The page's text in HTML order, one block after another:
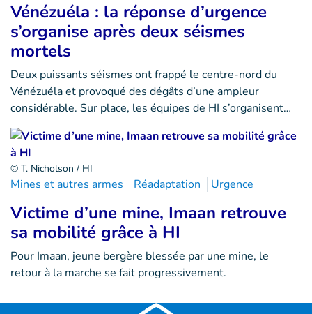
Vénézuéla : la réponse d’urgence
s’organise après deux séismes
mortels
Deux puissants séismes ont frappé le centre-nord du
Vénézuéla et provoqué des dégâts d’une ampleur
considérable. Sur place, les équipes de HI s’organisent…
© T. Nicholson / HI
Mines et autres armes Réadaptation Urgence
Victime d’une mine, Imaan retrouve
sa mobilité grâce à HI
Pour Imaan, jeune bergère blessée par une mine, le
retour à la marche se fait progressivement.